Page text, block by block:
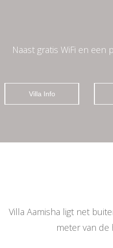
Naast gratis WiFi en
Villa Info
Villa Aamisha ligt net
meter van de